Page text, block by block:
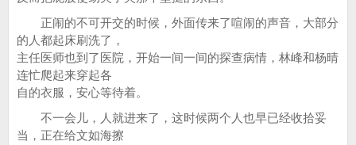
正闹的不可开交的时候，外面传来了喧闹的声音，大部分
的人都起床刷洗了，
主任医师也到了医院，开始一间一间的探查病情，林峰和杨晴
连忙爬起来穿起各
自的衣服，安心等待着。
不一会儿，人就进来了，这时候两个人也早已经收拾妥
当，正在给文如海擦